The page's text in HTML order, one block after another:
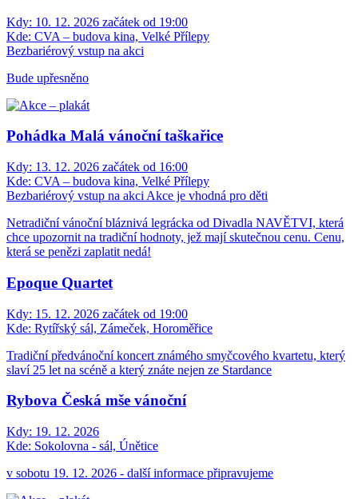
Kdy: 10. 12. 2026 začátek od 19:00
Kde: CVA – budova kina, Velké Přílepy
Bezbariérový vstup na akci
Bude upřesněno
Pohádka Malá vánoční taškařice
Kdy: 13. 12. 2026 začátek od 16:00
Kde: CVA – budova kina, Velké Přílepy
Bezbariérový vstup na akci Akce je vhodná pro děti
Netradiční vánoční bláznivá legrácka od Divadla NAVĚTVI, která
chce upozornit na tradiční hodnoty, jež mají skutečnou cenu. Cenu,
která se penězi zaplatit nedá!
Epoque Quartet
Kdy: 15. 12. 2026 začátek od 19:00
Kde: Rytířský sál, Zámeček, Horoměřice
Tradiční předvánoční koncert známého smyčcového kvartetu, který
slaví 25 let na scéně a který znáte nejen ze Stardance
Rybova Česká mše vánoční
Kdy: 19. 12. 2026
Kde: Sokolovna - sál, Únětice
v sobotu 19. 12. 2026 - další informace připravujeme